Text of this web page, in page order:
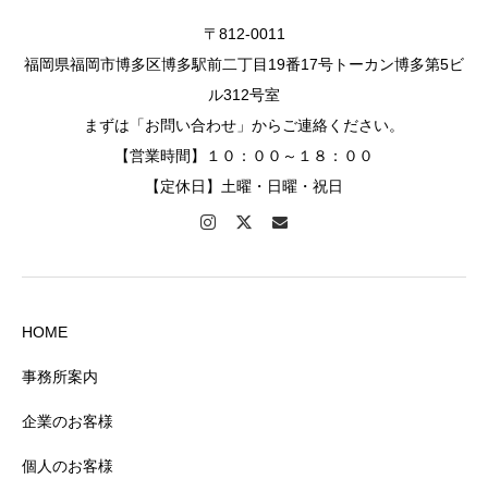
〒812-0011
福岡県福岡市博多区博多駅前二丁目19番17号トーカン博多第5ビ
ル312号室
まずは「お問い合わせ」からご連絡ください。
【営業時間】１０：００～１８：００
【定休日】土曜・日曜・祝日
HOME
事務所案内
企業のお客様
個人のお客様